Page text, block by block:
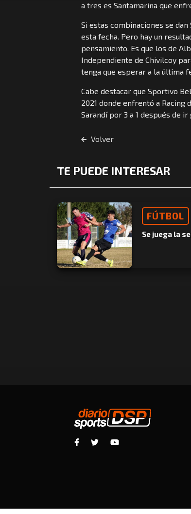
a tres es Santamarina que
Si estas combinaciones se
esta fecha. Pero hay un
pensamiento. Es que los de
Independiente de Chivilcoy
tenga que esperar a la última
Cabe destacar que Sportivo
2021 donde enfrentó a Racing
Sarandí por 3 a 1 después de
Volver
TE PUEDE INTERESAR
FÚTBOL
Se juega la